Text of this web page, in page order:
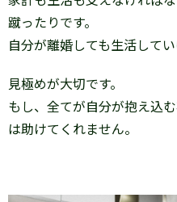
蹴ったりです。
自分が離婚しても生活して
見極めが大切です。
もし、全てが自分が抱え込
は助けてくれません。